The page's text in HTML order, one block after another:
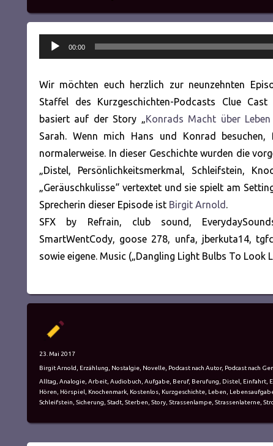
Audio-
Player
00:00
Wir möchten euch herzlich zur neunzehnten
Staffel des Kurzgeschichten-Podcasts Clue Cast
basiert auf der Story „Konrads Macht über
Sarah. Wenn mich Hans und Konrad
normalerweise. In dieser Geschichte wurden die
„Distel, Persönlichkeitsmerkmal, Schleifstein,
„Geräuschkulisse“ vertextet und sie spielt am
Sprecherin dieser Episode ist Birgit Arnold .
SFX by Refrain, club sound,
SmartWentCody, goose 278, unfa, jberkuta14,
sowie eigene. Music („Dangling Light Bulbs To Look
Veröffentlicht
23. Mai 2017
Kategorien
Birgit Arnold Erzählung Nostalgie Novelle Podcast nach Autor, Podcast nach
Schlagwörter
Alltag Analogie Arbeit Audiobuch Aufgabe Beruf, Berufung Distel Einfahrt
Hören
Hörspiel Knochenmark Kostenlos Kurzgeschichte Leben
Schleifstein Sicherung Stadt Sterben Story Strassenlampe Strassenlaterne